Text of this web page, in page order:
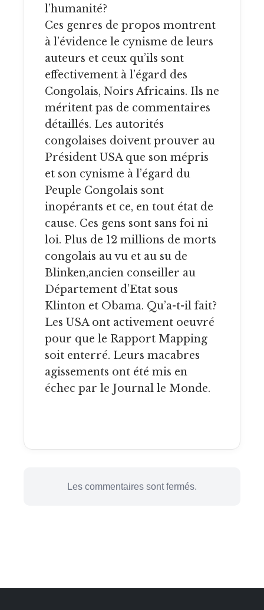
l’humanité?
Ces genres de propos montrent
à l’évidence le cynisme de leurs
auteurs et ceux qu’ils sont
effectivement à l’égard des
Congolais, Noirs Africains. Ils ne
méritent pas de commentaires
détaillés. Les autorités
congolaises doivent prouver au
Président USA que son mépris
et son cynisme à l’égard du
Peuple Congolais sont
inopérants et ce, en tout état de
cause. Ces gens sont sans foi ni
loi. Plus de 12 millions de morts
congolais au vu et au su de
Blinken,ancien conseiller au
Département d’Etat sous
Klinton et Obama. Qu’a-t-il fait?
Les USA ont activement oeuvré
pour que le Rapport Mapping
soit enterré. Leurs macabres
agissements ont été mis en
échec par le Journal le Monde.
Les commentaires sont fermés.